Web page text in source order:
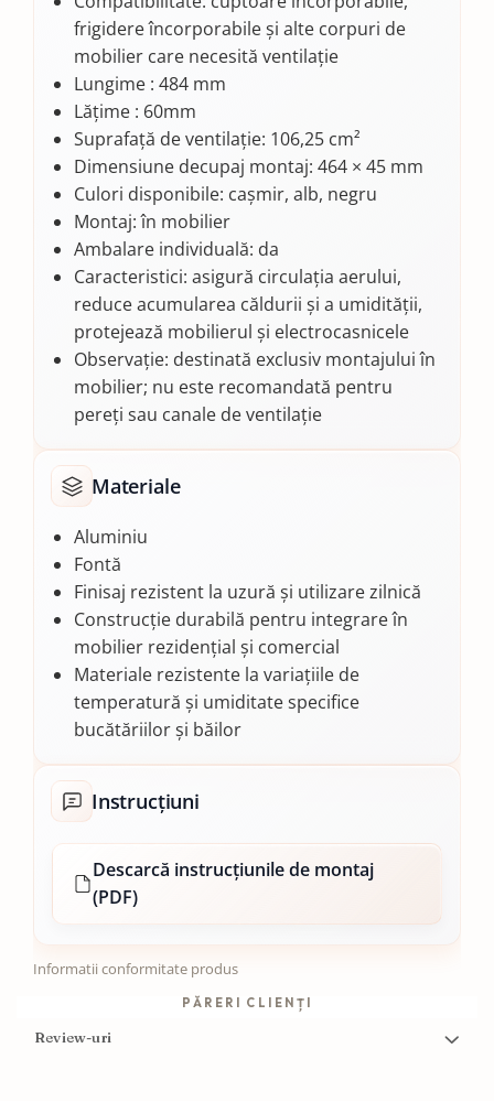
frigidere încorporabile și alte corpuri de
mobilier care necesită ventilație
Lungime : 484 mm
Lățime : 60mm
Suprafață de ventilație: 106,25 cm²
Dimensiune decupaj montaj: 464 × 45 mm
Culori disponibile: cașmir, alb, negru
Montaj: în mobilier
Ambalare individuală: da
Caracteristici: asigură circulația aerului,
reduce acumularea căldurii și a umidității,
protejează mobilierul și electrocasnicele
Observație: destinată exclusiv montajului în
mobilier; nu este recomandată pentru
pereți sau canale de ventilație
Materiale
Aluminiu
Fontă
Finisaj rezistent la uzură și utilizare zilnică
Construcție durabilă pentru integrare în
mobilier rezidențial și comercial
Materiale rezistente la variațiile de
temperatură și umiditate specifice
bucătăriilor și băilor
Instrucțiuni
Descarcă instrucțiunile de montaj
(PDF)
Informatii conformitate produs
PĂRERI CLIENȚI
Review-uri